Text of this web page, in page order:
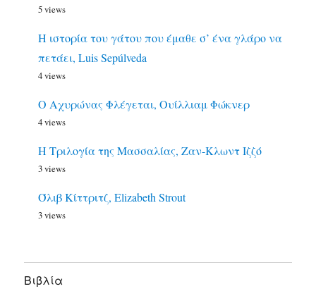
5 views
Η ιστορία του γάτου που έμαθε σ’ ένα γλάρο να
πετάει, Luis Sepúlveda
4 views
Ο Αχυρώνας Φλέγεται, Ουίλλιαμ Φώκνερ
4 views
Η Τριλογία της Μασσαλίας, Ζαν-Κλωντ Ιζζό
3 views
Όλιβ Κίττριτζ, Elizabeth Strout
3 views
Bιβλία